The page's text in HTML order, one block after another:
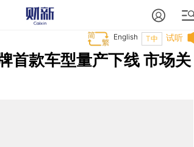
试听
T中
English
首款车型量产下线 市场关